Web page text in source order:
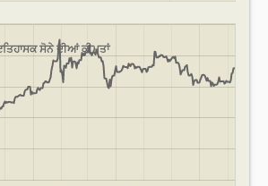
ਸੋਨੇ ਦੀਆਂ ਕੀਮਤਾਂ